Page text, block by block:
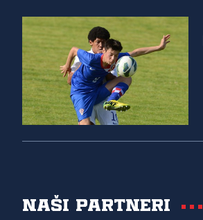
Naši partneri